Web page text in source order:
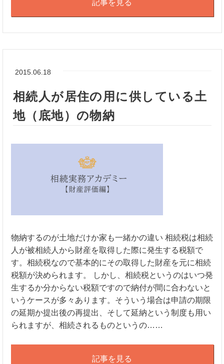
記事を見る
2015.06.18
相続人が居住の用に供している土
地（底地）の物納
物納するのが土地だけか家も一緒かの違い 相続税は相続
人が被相続人から財産を取得した際に発生する税額で
す。相続税なので基本的にその取得した財産を元に相続
税額が決められます。 しかし、相続税というのはいつ発
生するか分からない税額ですので納付が間に合わないと
いうケースが多々あります。そういう場合は申請の期限
の延期か提出後の再提出、そして延納という制度も用い
られますが、相続されるものというの……
記事を見る